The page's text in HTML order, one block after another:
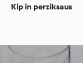
Kip in perziksaus